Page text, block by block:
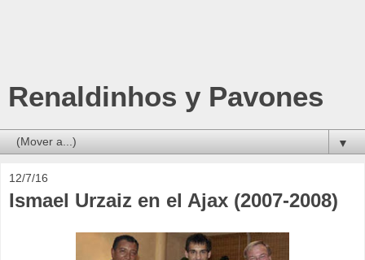
Renaldinhos y Pavones
▼
12/7/16
Ismael Urzaiz en el Ajax (2007-2008)